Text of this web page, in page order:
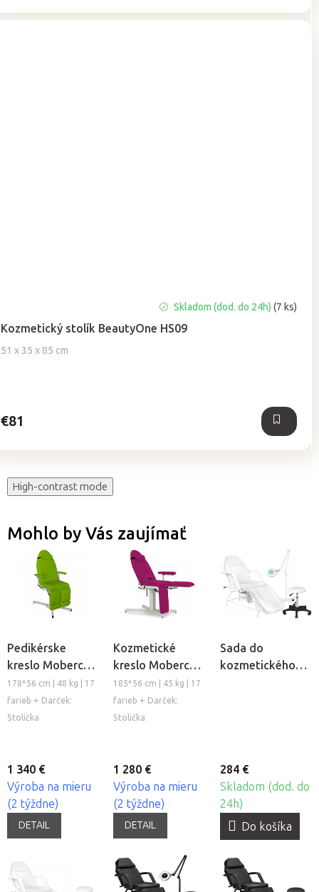
Kozmetický stolík BeautyOne HS09
51 x 35 x 85 cm
hodnotenie
produktu
je
Skladom (dod. do 24h)(7 ks)
€81
High-contrast mode
Mohlo by Vás zaujímať
Pedikérske
kreslo Mobercas
SF-1030-B-POD
178*56 cm | 48 kg | 17
farieb + Darček:
Stolička
1 340 €
Výroba na mieru
(2 týždne)
DETAIL
Kozmetické
kreslo Mobercas
SF-1030-B-E
185*56 cm | 45 kg | 17
farieb + Darček:
Stolička
1 280 €
Výroba na mieru
(2 týždne)
DETAIL
Sada do
kozmetického
284 €
Skladom (dod. do
24h)
Do košíka